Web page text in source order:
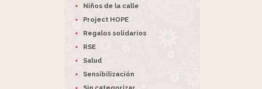
Niños de la calle
Project HOPE
Regalos solidarios
RSE
Salud
Sensibilización